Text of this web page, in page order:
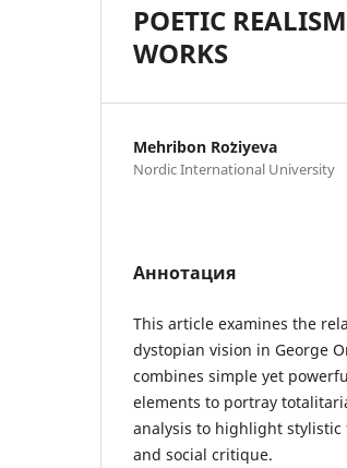
POETIC
WORKS
Mehribon Roʻziyeva
Nordic International University
Аннотация
This article examines the
dystopian vision in George
combines simple yet
elements to portray
analysis to highlight
and social critique.